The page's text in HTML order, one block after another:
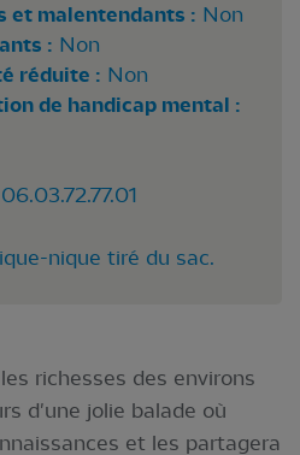
et malentendants : Non
: Non
réduite : Non
de handicap mental :
nique tiré du sac.
richesses des environs
d'une jolie balade où
et les partagera